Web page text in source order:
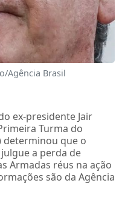
Agência Brasil
ex-presidente Jair
Turma do
determinou que o
a perda de
Armadas réus na ação
são da Agência